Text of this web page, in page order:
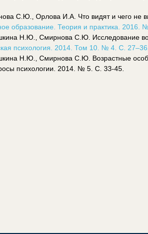
С.Ю., Орлова И.А. Что видят и чего не
образование. Теория и практика. 2016.
Н.Ю., Смирнова С.Ю. Исследование
психология. 2014. Том 10. № 4. С. 27–36
Н.Ю., Смирнова С.Ю. Возрастные
психологии. 2014. № 5. С. 33-45.